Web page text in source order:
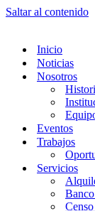
Saltar al contenido
Inicio
Noticias
Nosotros
Eventos
Trabajos
Servicios